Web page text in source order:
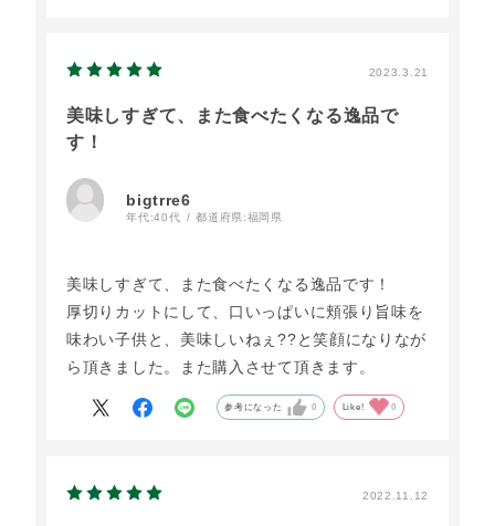
2023.3.21
美味しすぎて、また食べたくなる逸品で
す！
bigtrre6
年代:40代 都道府県:福岡県
美味しすぎて、また食べたくなる逸品です！
厚切りカットにして、口いっぱいに頬張り旨味を
味わい子供と、美味しいねぇ??と笑顔になりなが
ら頂きました。また購入させて頂きます。
参考になった 0 Like! 0
2022.11.12